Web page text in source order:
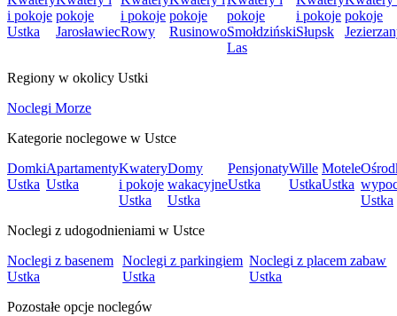
i pokoje
Ustka
pokoje
Jarosławiec
i pokoje
Rowy
pokoje
Rusinowo
pokoje
Smołdziński
Las
i pokoje
Słupsk
pokoje
Regiony w okolicy Ustki
Noclegi Morze
Kategorie noclegowe w Ustce
Domki
Ustka
Apartamenty
Ustka
Kwatery
i pokoje
Ustka
Domy
wakacyjne
Ustka
Pensjonaty
Ustka
Wille
Ustka
Motele
Ustka
Ustka
Noclegi z udogodnieniami w Ustce
Noclegi z basenem
Ustka
Noclegi z parkingiem
Ustka
Noclegi z placem zabaw
Ustka
Pozostałe opcje noclegów